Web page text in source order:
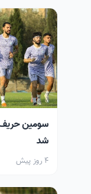
سومین
شد
4 روز پیش